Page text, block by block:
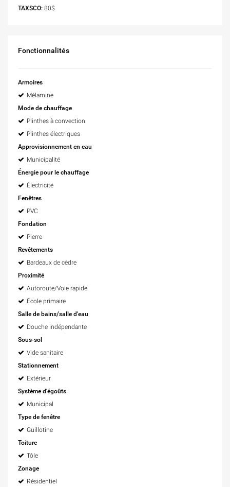
TAXSCO: 80$
Fonctionnalités
Armoires
Mélamine
Mode de chauffage
Plinthes à convection
Plinthes électriques
Approvisionnement en eau
Municipalité
Énergie pour le chauffage
Électricité
Fenêtres
PVC
Fondation
Pierre
Revêtements
Bardeaux de cèdre
Proximité
Autoroute/Voie rapide
École primaire
Salle de bains/salle d'eau
Douche indépendante
Sous-sol
Vide sanitaire
Stationnement
Extérieur
Système d'égoûts
Municipal
Type de fenêtre
Guillotine
Toiture
Tôle
Zonage
Résidentiel